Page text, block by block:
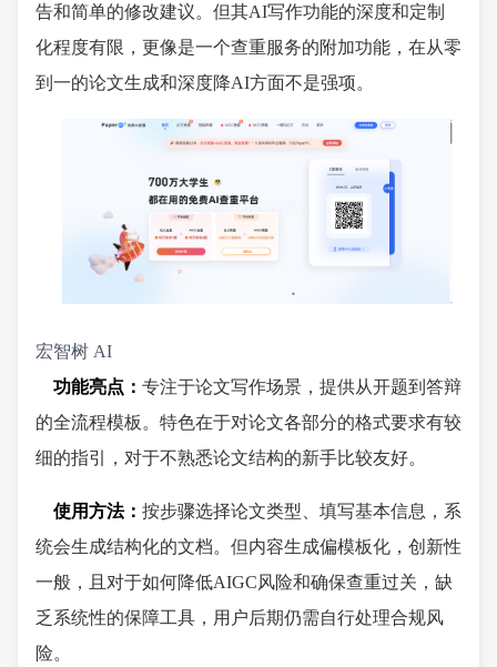
告和简单的修改建议。但其AI写作功能的深度和定制
化程度有限，更像是一个查重服务的附加功能，在从零
到一的论文生成和深度降AI方面不是强项。
宏智树 AI
功能亮点： 专注于论文写作场景，提供从开题到答辩
的全流程模板。特色在于对论文各部分的格式要求有较
细的指引，对于不熟悉论文结构的新手比较友好。
使用方法： 按步骤选择论文类型、填写基本信息，系
统会生成结构化的文档。但内容生成偏模板化，创新性
一般，且对于如何降低AIGC风险和确保查重过关，缺
乏系统性的保障工具，用户后期仍需自行处理合规风
险。